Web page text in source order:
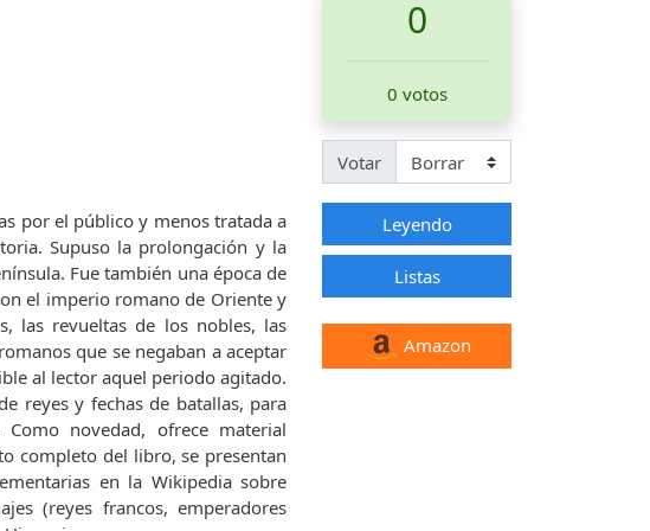
por el público y menos tratada a
Supuso la prolongación y la
Fue también una época de
el imperio romano de Oriente y
las revueltas de los nobles, las
que se negaban a aceptar
al lector aquel periodo agitado.
reyes y fechas de batallas, para
novedad, ofrece material
completo del libro, se presentan
en la Wikipedia sobre
(reyes francos, emperadores
0
0 votos
Votar
Leyendo
Listas
Amazon